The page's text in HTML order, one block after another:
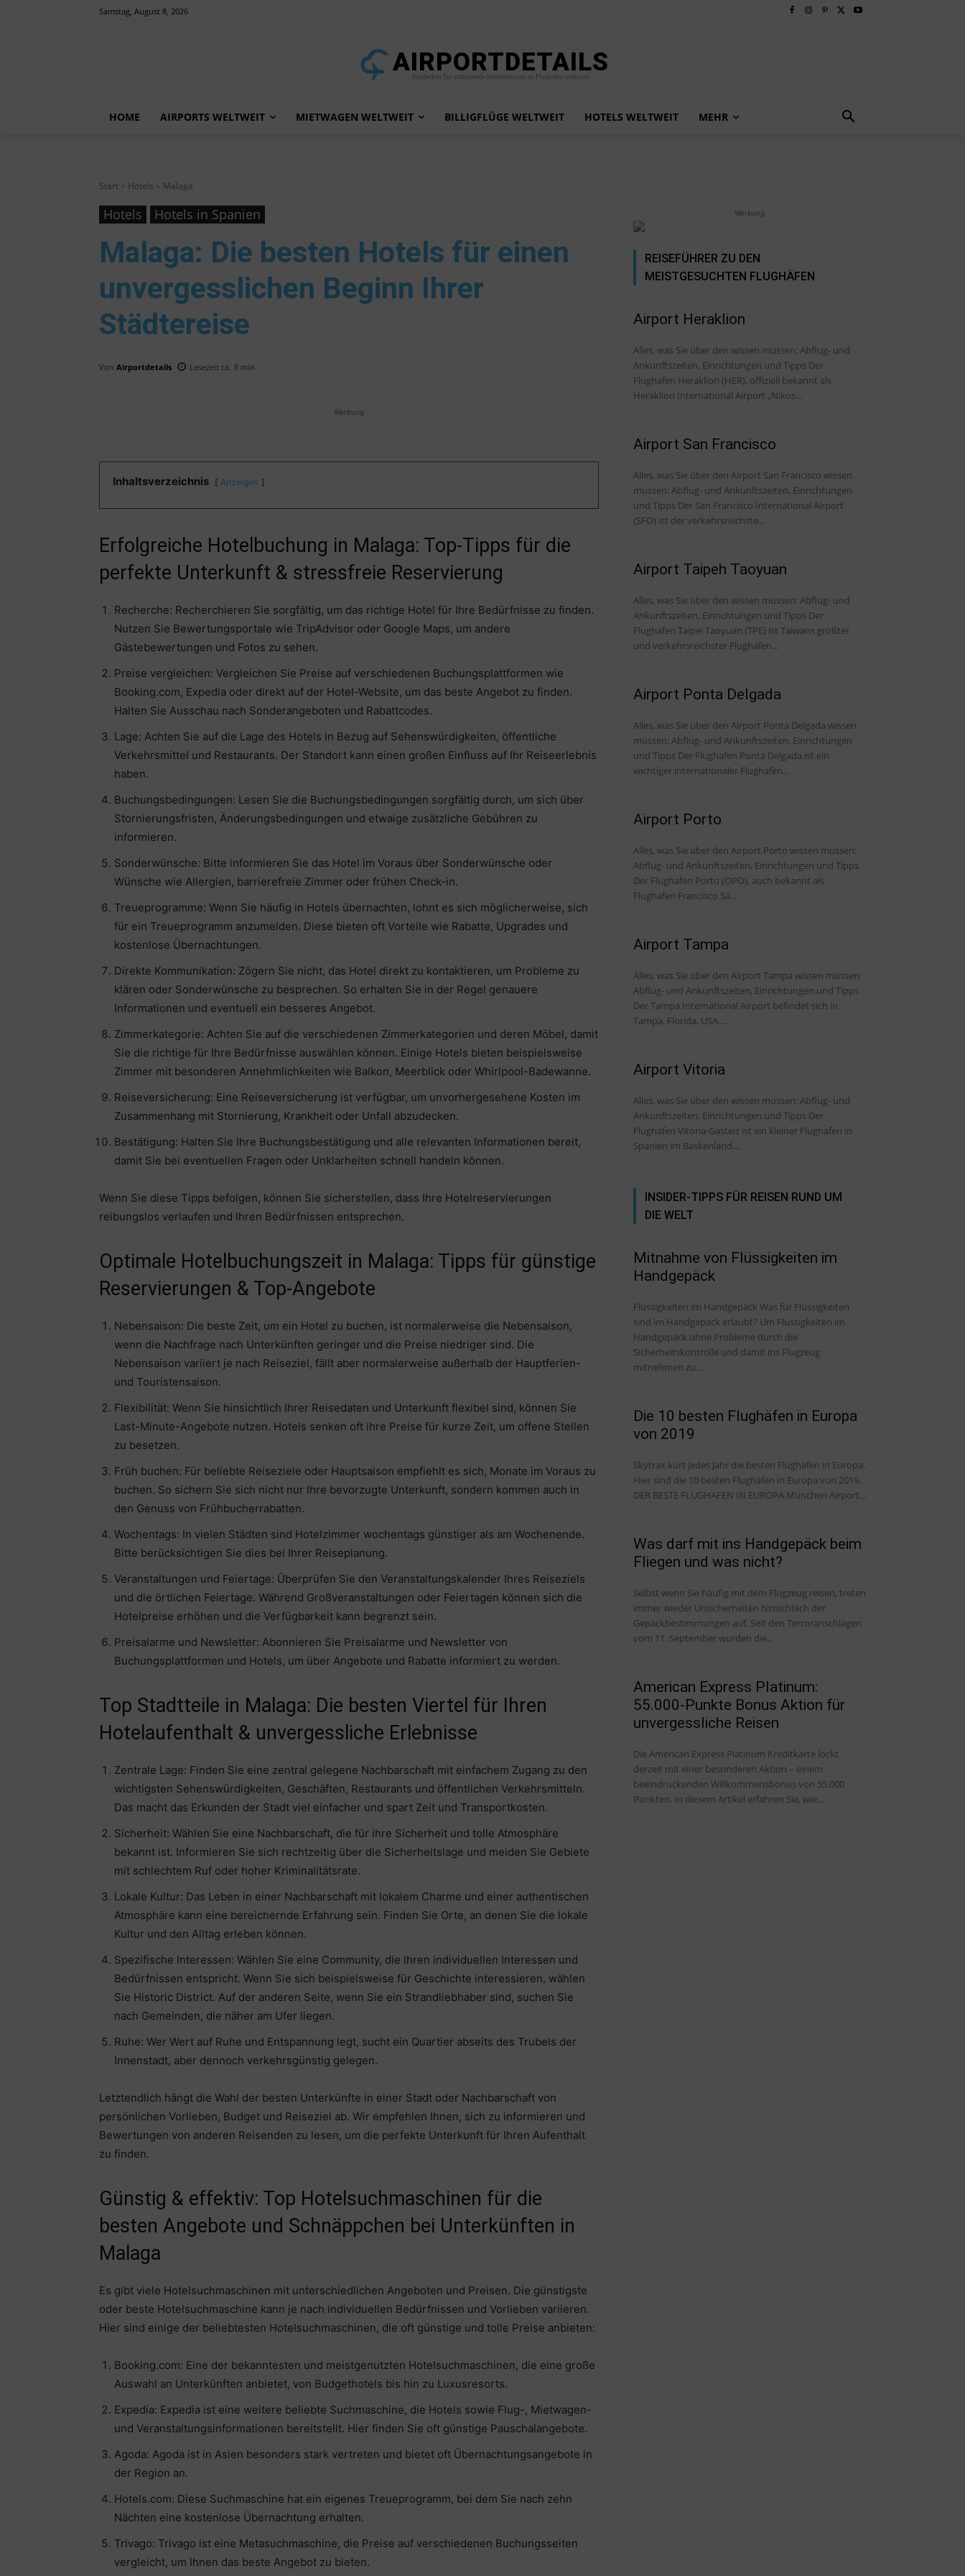
Samstag, August 8, 2026
AIRPORTDETAILS
Entdecken Sie umfassende Informationen zu Flughäfen weltweit
HOME AIRPORTS WELTWEIT MIETWAGEN WELTWEIT BILLIGFLÜGE WELTWEIT HOTELS WELTWEIT MEHR
Start Hotels Malaga
Hotels Hotels in Spanien
Malaga: Die besten Hotels für einen
unvergesslichen Beginn Ihrer
Städtereise
Von Airportdetails Lesezeit ca. 8 min.
Werbung
Inhaltsverzeichnis Anzeigen
Erfolgreiche Hotelbuchung in Malaga: Top-Tipps für die
perfekte Unterkunft & stressfreie Reservierung
Recherche: Recherchieren Sie sorgfältig, um das richtige Hotel für Ihre Bedürfnisse zu finden.
Nutzen Sie Bewertungsportale wie TripAdvisor oder Google Maps, um andere
Gästebewertungen und Fotos zu sehen.
Preise vergleichen: Vergleichen Sie Preise auf verschiedenen Buchungsplattformen wie
Booking.com, Expedia oder direkt auf der Hotel-Website, um das beste Angebot zu finden.
Halten Sie Ausschau nach Sonderangeboten und Rabattcodes.
Lage: Achten Sie auf die Lage des Hotels in Bezug auf Sehenswürdigkeiten, öffentliche
Verkehrsmittel und Restaurants. Der Standort kann einen großen Einfluss auf Ihr Reiseerlebnis
haben.
Buchungsbedingungen: Lesen Sie die Buchungsbedingungen sorgfältig durch, um sich über
Stornierungsfristen, Änderungsbedingungen und etwaige zusätzliche Gebühren zu
informieren.
Sonderwünsche: Bitte informieren Sie das Hotel im Voraus über Sonderwünsche oder
Wünsche wie Allergien, barrierefreie Zimmer oder frühen Check-in.
Treueprogramme: Wenn Sie häufig in Hotels übernachten, lohnt es sich möglicherweise, sich
für ein Treueprogramm anzumelden. Diese bieten oft Vorteile wie Rabatte, Upgrades und
kostenlose Übernachtungen.
Direkte Kommunikation: Zögern Sie nicht, das Hotel direkt zu kontaktieren, um Probleme zu
klären oder Sonderwünsche zu besprechen. So erhalten Sie in der Regel genauere
Informationen und eventuell ein besseres Angebot.
Zimmerkategorie: Achten Sie auf die verschiedenen Zimmerkategorien und deren Möbel, damit
Sie die richtige für Ihre Bedürfnisse auswählen können. Einige Hotels bieten beispielsweise
Zimmer mit besonderen Annehmlichkeiten wie Balkon, Meerblick oder Whirlpool-Badewanne.
Reiseversicherung: Eine Reiseversicherung ist verfügbar, um unvorhergesehene Kosten im
Zusammenhang mit Stornierung, Krankheit oder Unfall abzudecken.
Bestätigung: Halten Sie Ihre Buchungsbestätigung und alle relevanten Informationen bereit,
damit Sie bei eventuellen Fragen oder Unklarheiten schnell handeln können.
Wenn Sie diese Tipps befolgen, können Sie sicherstellen, dass Ihre Hotelreservierungen
reibungslos verlaufen und Ihren Bedürfnissen entsprechen.
Optimale Hotelbuchungszeit in Malaga: Tipps für günstige
Reservierungen & Top-Angebote
Nebensaison: Die beste Zeit, um ein Hotel zu buchen, ist normalerweise die Nebensaison,
wenn die Nachfrage nach Unterkünften geringer und die Preise niedriger sind. Die
Nebensaison variiert je nach Reiseziel, fällt aber normalerweise außerhalb der Hauptferien-
und Touristensaison.
Flexibilität: Wenn Sie hinsichtlich Ihrer Reisedaten und Unterkunft flexibel sind, können Sie
Last-Minute-Angebote nutzen. Hotels senken oft ihre Preise für kurze Zeit, um offene Stellen
zu besetzen.
Früh buchen: Für beliebte Reiseziele oder Hauptsaison empfiehlt es sich, Monate im Voraus zu
buchen. So sichern Sie sich nicht nur Ihre bevorzugte Unterkunft, sondern kommen auch in
den Genuss von Frühbucherrabatten.
Wochentags: In vielen Städten sind Hotelzimmer wochentags günstiger als am Wochenende.
Bitte berücksichtigen Sie dies bei Ihrer Reiseplanung.
Veranstaltungen und Feiertage: Überprüfen Sie den Veranstaltungskalender Ihres Reiseziels
und die örtlichen Feiertage. Während Großveranstaltungen oder Feiertagen können sich die
Hotelpreise erhöhen und die Verfügbarkeit kann begrenzt sein.
Preisalarme und Newsletter: Abonnieren Sie Preisalarme und Newsletter von
Buchungsplattformen und Hotels, um über Angebote und Rabatte informiert zu werden.
Top Stadtteile in Malaga: Die besten Viertel für Ihren
Hotelaufenthalt & unvergessliche Erlebnisse
Zentrale Lage: Finden Sie eine zentral gelegene Nachbarschaft mit einfachem Zugang zu den
wichtigsten Sehenswürdigkeiten, Geschäften, Restaurants und öffentlichen Verkehrsmitteln.
Das macht das Erkunden der Stadt viel einfacher und spart Zeit und Transportkosten.
Sicherheit: Wählen Sie eine Nachbarschaft, die für ihre Sicherheit und tolle Atmosphäre
bekannt ist. Informieren Sie sich rechtzeitig über die Sicherheitslage und meiden Sie Gebiete
mit schlechtem Ruf oder hoher Kriminalitätsrate.
Lokale Kultur: Das Leben in einer Nachbarschaft mit lokalem Charme und einer authentischen
Atmosphäre kann eine bereichernde Erfahrung sein. Finden Sie Orte, an denen Sie die lokale
Kultur und den Alltag erleben können.
Spezifische Interessen: Wählen Sie eine Community, die Ihren individuellen Interessen und
Bedürfnissen entspricht. Wenn Sie sich beispielsweise für Geschichte interessieren, wählen
Sie Historic District. Auf der anderen Seite, wenn Sie ein Strandliebhaber sind, suchen Sie
nach Gemeinden, die näher am Ufer liegen.
Ruhe: Wer Wert auf Ruhe und Entspannung legt, sucht ein Quartier abseits des Trubels der
Innenstadt, aber dennoch verkehrsgünstig gelegen.
Letztendlich hängt die Wahl der besten Unterkünfte in einer Stadt oder Nachbarschaft von
persönlichen Vorlieben, Budget und Reiseziel ab. Wir empfehlen Ihnen, sich zu informieren und
Bewertungen von anderen Reisenden zu lesen, um die perfekte Unterkunft für Ihren Aufenthalt
zu finden.
Günstig & effektiv: Top Hotelsuchmaschinen für die
besten Angebote und Schnäppchen bei Unterkünften in
Malaga
Es gibt viele Hotelsuchmaschinen mit unterschiedlichen Angeboten und Preisen. Die günstigste
oder beste Hotelsuchmaschine kann je nach individuellen Bedürfnissen und Vorlieben variieren.
Hier sind einige der beliebtesten Hotelsuchmaschinen, die oft günstige und tolle Preise anbieten:
Booking.com: Eine der bekanntesten und meistgenutzten Hotelsuchmaschinen, die eine große
Auswahl an Unterkünften anbietet, von Budgethotels bis hin zu Luxusresorts.
Expedia: Expedia ist eine weitere beliebte Suchmaschine, die Hotels sowie Flug-, Mietwagen-
und Veranstaltungsinformationen bereitstellt. Hier finden Sie oft günstige Pauschalangebote.
Agoda: Agoda ist in Asien besonders stark vertreten und bietet oft Übernachtungsangebote in
der Region an.
Hotels.com: Diese Suchmaschine hat ein eigenes Treueprogramm, bei dem Sie nach zehn
Nächten eine kostenlose Übernachtung erhalten.
Trivago: Trivago ist eine Metasuchmaschine, die Preise auf verschiedenen Buchungsseiten
vergleicht, um Ihnen das beste Angebot zu bieten.
Werbung
REISEFÜHRER ZU DEN
MEISTGESUCHTEN FLUGHÄFEN
Airport Heraklion
Alles, was Sie über den wissen müssen: Abflug- und
Ankunftszeiten, Einrichtungen und Tipps Der
Flughafen Heraklion (HER), offiziell bekannt als
Heraklion International Airport „Nikos...
Airport San Francisco
Alles, was Sie über den Airport San Francisco wissen
müssen: Abflug- und Ankunftszeiten, Einrichtungen
und Tipps Der San Francisco International Airport
(SFO) ist der verkehrsreichste...
Airport Taipeh Taoyuan
Alles, was Sie über den wissen müssen: Abflug- und
Ankunftszeiten, Einrichtungen und Tipps Der
Flughafen Taipei Taoyuan (TPE) ist Taiwans größter
und verkehrsreichster Flughafen...
Airport Ponta Delgada
Alles, was Sie über den Airport Ponta Delgada wissen
müssen: Abflug- und Ankunftszeiten, Einrichtungen
und Tipps Der Flughafen Ponta Delgada ist ein
wichtiger internationaler Flughafen...
Airport Porto
Alles, was Sie über den Airport Porto wissen müssen:
Abflug- und Ankunftszeiten, Einrichtungen und Tipps
Der Flughafen Porto (OPO), auch bekannt als
Flughafen Francisco Sá...
Airport Tampa
Alles, was Sie über den Airport Tampa wissen müssen:
Abflug- und Ankunftszeiten, Einrichtungen und Tipps
Der Tampa International Airport befindet sich in
Tampa, Florida, USA....
Airport Vitoria
Alles, was Sie über den wissen müssen: Abflug- und
Ankunftszeiten, Einrichtungen und Tipps Der
Flughafen Vitoria-Gasteiz ist ein kleiner Flughafen in
Spanien im Baskenland....
INSIDER-TIPPS FÜR REISEN RUND UM
DIE WELT
Mitnahme von Flüssigkeiten im
Handgepäck
Flüssigkeiten im Handgepäck Was für Flüssigkeiten
sind im Handgepäck erlaubt? Um Flüssigkeiten im
Handgepäck ohne Probleme durch die
Sicherheitskontrolle und damit ins Flugzeug
mitnehmen zu...
Die 10 besten Flughäfen in Europa
von 2019
Skytrax kürt jedes Jahr die besten Flughäfen in Europa.
Hier sind die 10 besten Flughäfen in Europa von 2019.
DER BESTE FLUGHAFEN IN EUROPA München Airport...
Was darf mit ins Handgepäck beim
Fliegen und was nicht?
Selbst wenn Sie häufig mit dem Flugzeug reisen, treten
immer wieder Unsicherheiten hinsichtlich der
Gepäckbestimmungen auf. Seit den Terroranschlägen
vom 11. September wurden die...
American Express Platinum:
55.000-Punkte Bonus Aktion für
unvergessliche Reisen
Die American Express Platinum Kreditkarte lockt
derzeit mit einer besonderen Aktion – einem
beeindruckenden Willkommensbonus von 55.000
Punkten. In diesem Artikel erfahren Sie, wie...